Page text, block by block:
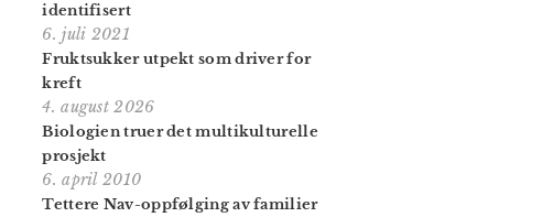
identifisert
6. juli 2021
Fruktsukker utpekt som driver for
kreft
4. august 2026
Biologien truer det multikulturelle
prosjekt
6. april 2010
Tettere Nav-oppfølging av familier